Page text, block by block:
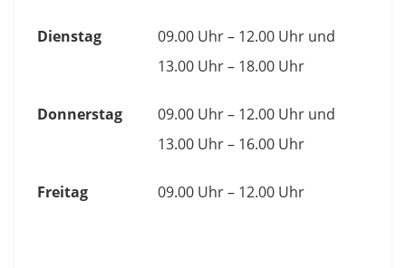
Dienstag
09.00 Uhr – 12.00 Uhr und
13.00 Uhr – 18.00 Uhr
Donnerstag
09.00 Uhr – 12.00 Uhr und
13.00 Uhr – 16.00 Uhr
Freitag 09.00 Uhr – 12.00 Uhr